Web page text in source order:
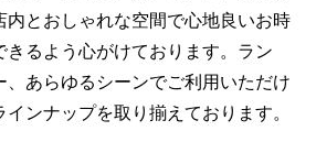
内とおしゃれな空間で心地良いお時
きるよう心がけております。ラン
、あらゆるシーンでご利用いただけ
ンナップを取り揃えております。